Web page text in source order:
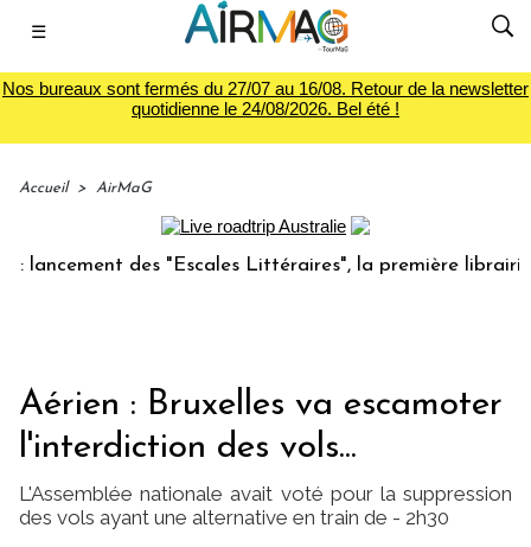
☰
Nos bureaux sont fermés du 27/07 au 16/08. Retour de la newsletter
quotidienne le 24/08/2026. Bel été !
Accueil > AirMaG
des "Escales Littéraires", la première librairie du
Aérien : Bruxelles va escamoter
l'interdiction des vols...
L'Assemblée nationale avait voté pour la suppression
des vols ayant une alternative en train de - 2h30